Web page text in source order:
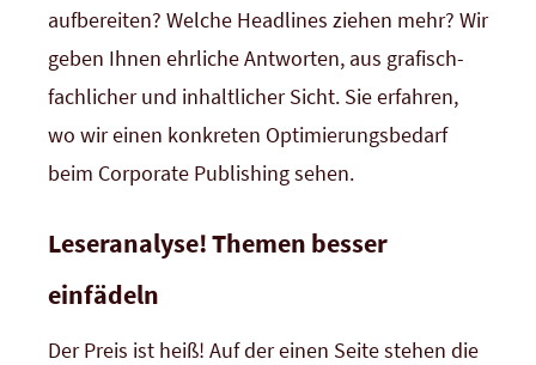
aufbereiten? Welche Headlines ziehen mehr? Wir
geben Ihnen ehrliche Antworten, aus grafisch-
fachlicher und inhaltlicher Sicht. Sie erfahren,
wo wir einen konkreten Optimierungsbedarf
beim Corporate Publishing sehen.
Leseranalyse! Themen besser
einfädeln
Der Preis ist heiß! Auf der einen Seite stehen die